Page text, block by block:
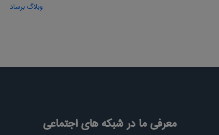
وبلاگ برساد
معرفی ما در شبکه های اجتماعی